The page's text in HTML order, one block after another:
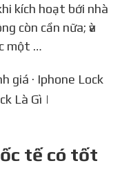
còn cần nữa; ѵà
một …
giá · Iphone Lock
Là Gì |
tế có tốt